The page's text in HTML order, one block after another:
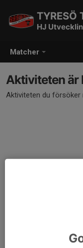
Matcher
TYRESÖ
HJ
Aktiviteten är
Aktiviteten du försöker